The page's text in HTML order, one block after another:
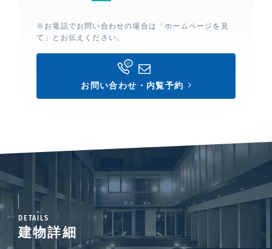
※お電話でお問い合わせの場合は「ホームページを見
て」とお伝えください。
お問い合わせ・内覧予約
DETAILS
建物詳細